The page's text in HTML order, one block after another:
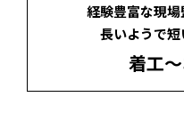
経験豊富な現
長いようで短
着工